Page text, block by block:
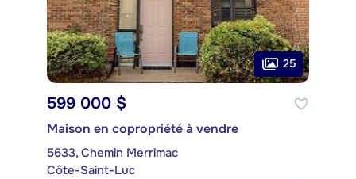
25
599 000 $
Maison en copropriété à vendre
5633, Chemin Merrimac
Côte-Saint-Luc